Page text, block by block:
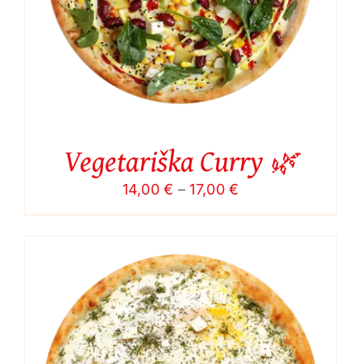
Vegetariška Curry 🌿
14,00€ – 17,00€
range:
14,00 €
17,00 €